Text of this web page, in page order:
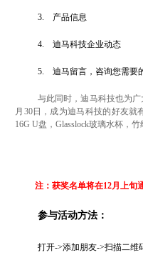
3. 产品信息
4. 迪马科技企业动态
5. 迪马留言，咨询您需要
与此同时，迪马科技也为广
月 30日， 成为迪马科技的好友就
16G U盘，Glasslock玻璃水杯，竹
注：获奖名单将在12月上旬
参与活动方法：
打开->添加朋友->扫描二维